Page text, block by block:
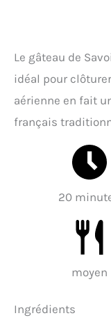
Le gâteau de
idéal pour
aérienne en fait
français
20
moyen
Ingrédients